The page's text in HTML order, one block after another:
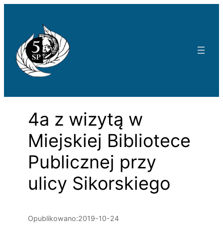
4a z wizytą w
Miejskiej Bibliotece
Publicznej przy
ulicy Sikorskiego
Opublikowano:2019-10-24